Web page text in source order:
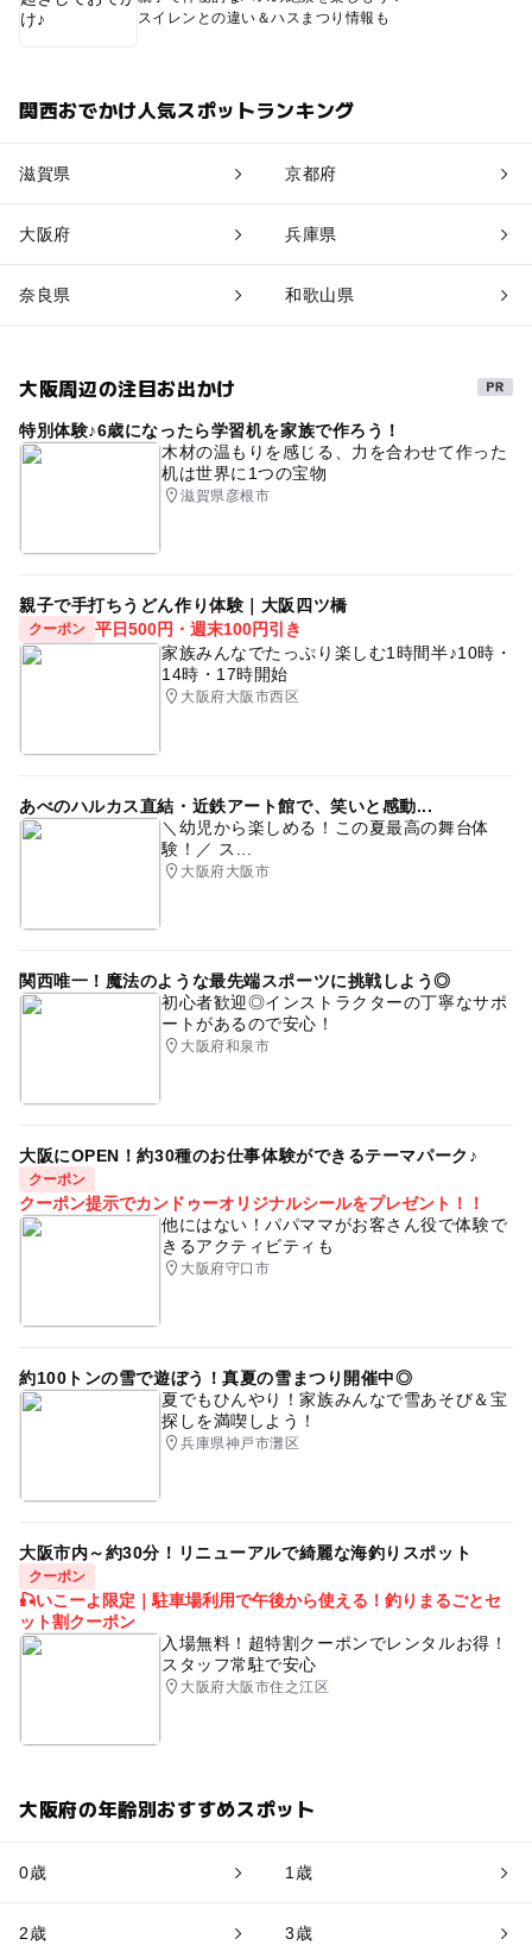
スイレンとの違い＆ハスまつり情報も
関西おでかけ人気スポットランキング
滋賀県 京都府
大阪府 兵庫県
奈良県 和歌山県
大阪周辺の注目お出かけ
特別体験♪6歳になったら学習机を家族で作ろう！
木材の温もりを感じる、力を合わせて作った
机は世界に1つの宝物
滋賀県彦根市
親子で手打ちうどん作り体験｜大阪四ツ橋
クーポン 平日500円・週末100円引き
家族みんなでたっぷり楽しむ1時間半♪10時・
14時・17時開始
大阪府大阪市西区
あべのハルカス直結・近鉄アート館で、笑いと感動...
＼幼児から楽しめる！この夏最高の舞台体
験！／ ス...
大阪府大阪市
関西唯一！魔法のような最先端スポーツに挑戦しよう◎
初心者歓迎◎インストラクターの丁寧なサポ
ートがあるので安心！
大阪府和泉市
大阪にOPEN！約30種のお仕事体験ができるテーマパーク♪
クーポン
クーポン提示でカンドゥーオリジナルシールをプレゼント！！
他にはない！パパママがお客さん役で体験で
きるアクティビティも
大阪府守口市
約100トンの雪で遊ぼう！真夏の雪まつり開催中◎
夏でもひんやり！家族みんなで雪あそび＆宝
探しを満喫しよう！
兵庫県神戸市灘区
大阪市内～約30分！リニューアルで綺麗な海釣りスポット
クーポン
🎣いこーよ限定｜駐車場利用で午後から使える！釣りまるごとセ
ット割クーポン
入場無料！超特割クーポンでレンタルお得！
スタッフ常駐で安心
大阪府大阪市住之江区
大阪府の年齢別おすすめスポット
0歳 1歳
2歳 3歳